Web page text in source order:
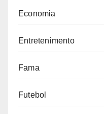
Economia
Entretenimento
Fama
Futebol